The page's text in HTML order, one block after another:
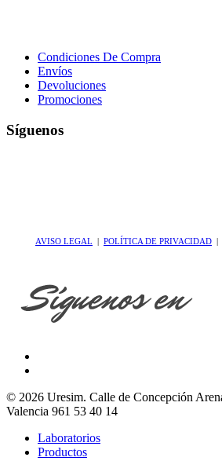
Condiciones De Compra
Envíos
Devoluciones
Promociones
Síguenos
AVISO LEGAL | POLÍTICA DE PRIVACIDAD |
© 2026 Uresim. Calle de Concepción
Valencia 961 53 40 14
Laboratorios
Productos